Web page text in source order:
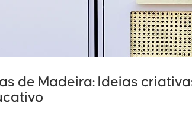
de Madeira: Ideias